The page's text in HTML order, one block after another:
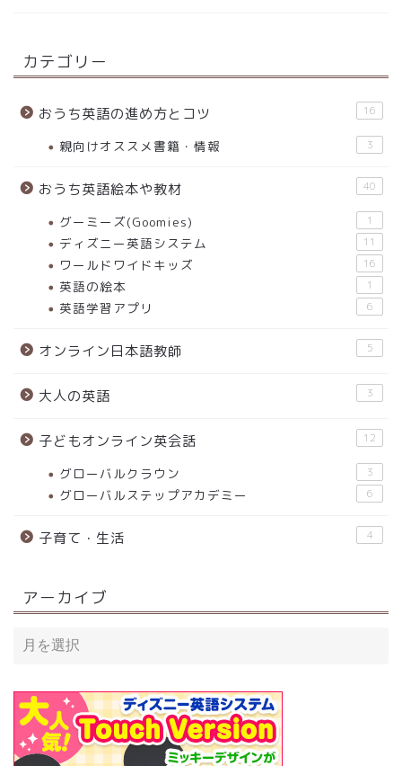
カテゴリー
おうち英語の進め方とコツ 16
親向けオススメ書籍・情報 3
おうち英語絵本や教材 40
グーミーズ(Goomies) 1
ディズニー英語システム 11
ワールドワイドキッズ 16
英語の絵本 1
英語学習アプリ 6
オンライン日本語教師 5
大人の英語 3
子どもオンライン英会話 12
グローバルクラウン 3
グローバルステップアカデミー 6
子育て・生活 4
アーカイブ